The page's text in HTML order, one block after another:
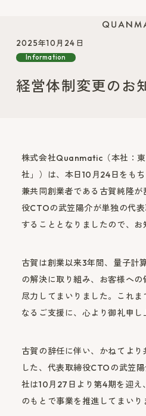
2025年10月24日
Information
経営体制変更のお
株式会社Quanmatic（本社：
社」）は、本日10月24日をも
兼共同創業者である古賀純隆
役CTOの武笠陽介が単独の代
することとなりましたので、お
古賀は創業以来3年間、量子計
の解決に取り組み、お客様へ
尽力してまいりました。これ
なるご支援に、心より御礼申し
古賀の辞任に伴い、かねてよ
した、代表取締役CTOの武笠
社は10月27日より第4期を迎え
のもとで事業を推進してまいり